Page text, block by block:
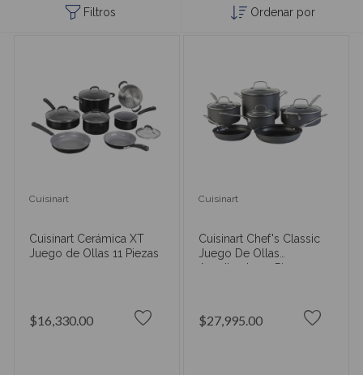
Filtros Ordenar por
Cuisinart
Cuisinart Cerámica XT
Juego de Ollas 11 Piezas
$16,330.00
Cuisinart
Cuisinart Chef's Classic
Juego De Ollas
Anodizado 10 Piezas
$27,995.00